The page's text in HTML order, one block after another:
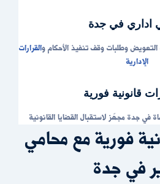
اداري في جدة
التعويض وطلبات وقف تنفيذ الأحكام والقرارات
الإدارية
قانونية فورية
في جدة مجهّز لاستقبال القضايا القانونية
فورية مع محامي
في جدة